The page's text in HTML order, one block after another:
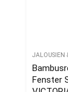
JALOUSIEN
Fenster